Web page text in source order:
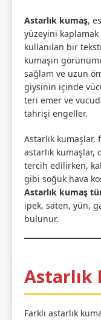
Astarlık kumaş,
yüzeyini kaplamak
kullanılan bir
kumaşın
sağlam ve uzun
giysinin içinde
teri emer ve
tahrişi engeller.
Astarlık kumaşlar,
astarlık
tercih edilirken,
gibi soğuk hava
Astarlık kumaş
ipek, saten, yün,
bulunur.
Astarlık
Farklı astarlık